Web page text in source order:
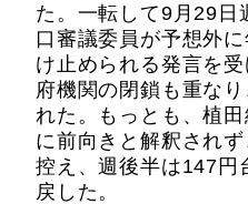
た。一転して9月29日
口審議委員が予想外
け止められる発言を
府機関の閉鎖も重な
れた。もっとも、植
に前向きと解釈され
控え、週後半は147円
戻した。